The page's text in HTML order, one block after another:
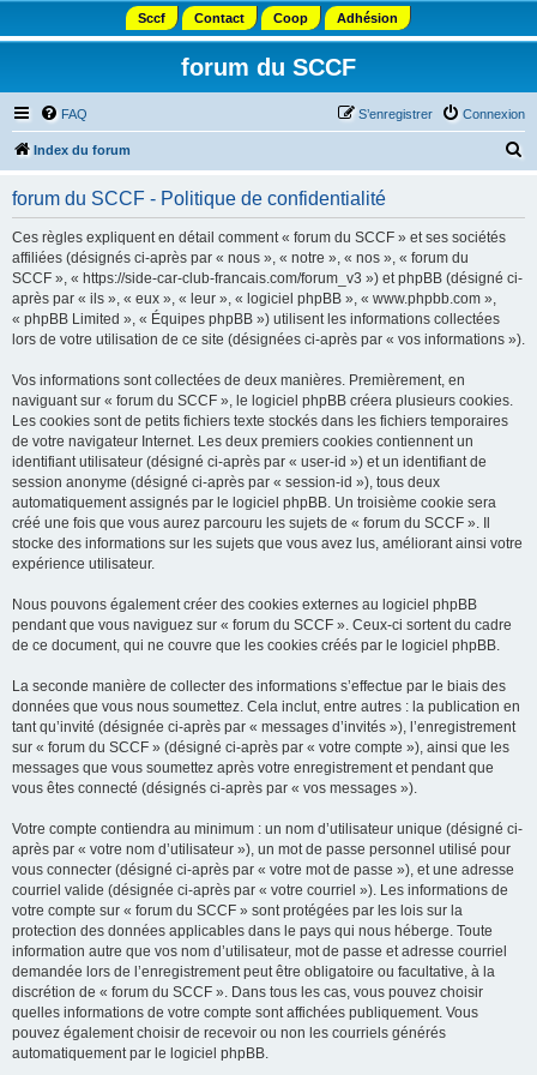
Sccf Contact Coop Adhésion
forum du SCCF
FAQ Connexion
S’enregistrer
Index du forum
forum du SCCF - Politique de confidentialité
Ces règles expliquent en détail comment « forum du SCCF » et ses sociétés
affiliées (désignés ci-après par « nous », « notre », « nos », « forum du
SCCF », « https://side-car-club-francais.com/forum_v3 ») et phpBB (désigné ci-
après par « ils », « eux », « leur », « logiciel phpBB », « www.phpbb.com »,
« phpBB Limited », « Équipes phpBB ») utilisent les informations collectées
lors de votre utilisation de ce site (désignées ci-après par « vos informations »).
Vos informations sont collectées de deux manières. Premièrement, en
naviguant sur « forum du SCCF », le logiciel phpBB créera plusieurs cookies.
Les cookies sont de petits fichiers texte stockés dans les fichiers temporaires
de votre navigateur Internet. Les deux premiers cookies contiennent un
identifiant utilisateur (désigné ci-après par « user-id ») et un identifiant de
session anonyme (désigné ci-après par « session-id »), tous deux
automatiquement assignés par le logiciel phpBB. Un troisième cookie sera
créé une fois que vous aurez parcouru les sujets de « forum du SCCF ». Il
stocke des informations sur les sujets que vous avez lus, améliorant ainsi votre
expérience utilisateur.
Nous pouvons également créer des cookies externes au logiciel phpBB
pendant que vous naviguez sur « forum du SCCF ». Ceux-ci sortent du cadre
de ce document, qui ne couvre que les cookies créés par le logiciel phpBB.
La seconde manière de collecter des informations s’effectue par le biais des
données que vous nous soumettez. Cela inclut, entre autres : la publication en
tant qu’invité (désignée ci-après par « messages d’invités »), l’enregistrement
sur « forum du SCCF » (désigné ci-après par « votre compte »), ainsi que les
messages que vous soumettez après votre enregistrement et pendant que
vous êtes connecté (désignés ci-après par « vos messages »).
Votre compte contiendra au minimum : un nom d’utilisateur unique (désigné ci-
après par « votre nom d’utilisateur »), un mot de passe personnel utilisé pour
vous connecter (désigné ci-après par « votre mot de passe »), et une adresse
courriel valide (désignée ci-après par « votre courriel »). Les informations de
votre compte sur « forum du SCCF » sont protégées par les lois sur la
protection des données applicables dans le pays qui nous héberge. Toute
information autre que vos nom d’utilisateur, mot de passe et adresse courriel
demandée lors de l’enregistrement peut être obligatoire ou facultative, à la
discrétion de « forum du SCCF ». Dans tous les cas, vous pouvez choisir
quelles informations de votre compte sont affichées publiquement. Vous
pouvez également choisir de recevoir ou non les courriels générés
automatiquement par le logiciel phpBB.